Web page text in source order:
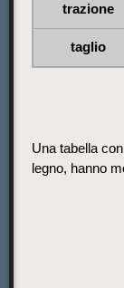
trazione
taglio
Una tabella
legno, hanno